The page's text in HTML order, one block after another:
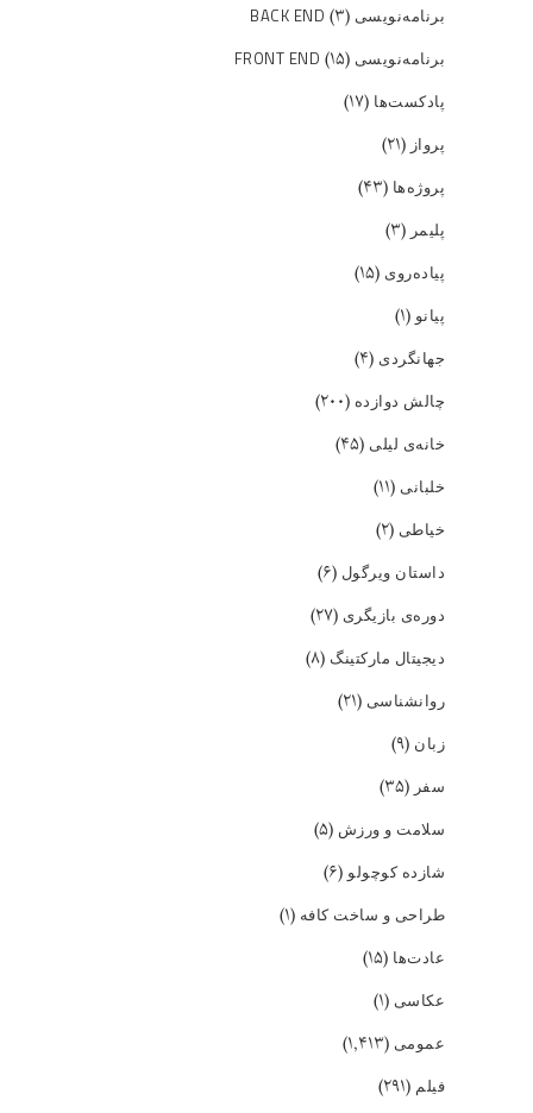
برنامه‌نویسی BACK END (۳)
برنامه‌نویسی FRONT END (۱۵)
پادکست‌ها (۱۷)
پرواز (۲۱)
پروژه‌ها (۴۳)
پلیمر (۳)
پیاده‌روی (۱۵)
پیانو(۱)
جهانگردی (۴)
چالش دوازده (۲۰۰)
خانه‌ی لیلی (۴۵)
خلبانی (۱۱)
خیاطی (۲)
داستان ویرگول (۶)
دوره‌ی بازیگری (۲۷)
دیجیتال مارکتینگ (۸)
روانشناسی (۲۱)
زبان (۹)
سفر (۳۵)
سلامت و ورزش (۵)
شازده کوچولو(۶)
طراحی و ساخت کافه (۱)
عادت‌ها (۱۵)
عکاسی (۱)
عمومی (۱,۴۱۳)
فیلم (۲۹۱)